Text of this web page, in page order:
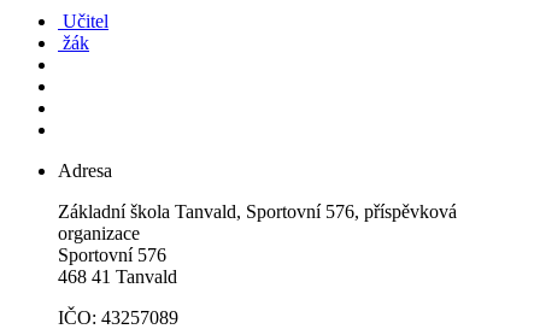
Učitel
žák
Adresa
Základní škola Tanvald, Sportovní 576, příspěvková
organizace
Sportovní 576
468 41 Tanvald
IČO: 43257089